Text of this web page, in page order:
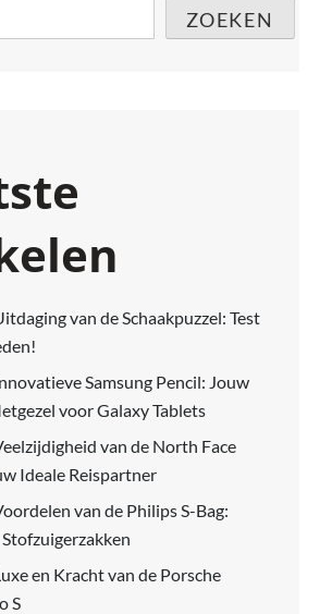
ZOEKEN
van de Schaakpuzzel: Test
Samsung Pencil: Jouw
voor Galaxy Tablets
van de North Face
Ideale Reispartner
van de Philips S-Bag:
en Kracht van de Porsche
S